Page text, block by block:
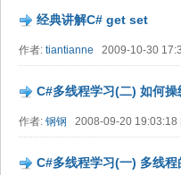
经典讲解C# get set
作者: tiantianne 2009-10-30
C#多线程学习(二) 如何操
作者: 钢钢 2008-09-20 19:03:18
C#多线程学习(一) 多线程